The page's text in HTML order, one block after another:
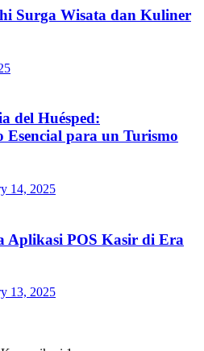
Surga Wisata dan Kuliner
del Huésped:
Esencial para un Turismo
14, 2025
Aplikasi POS Kasir di Era
13, 2025